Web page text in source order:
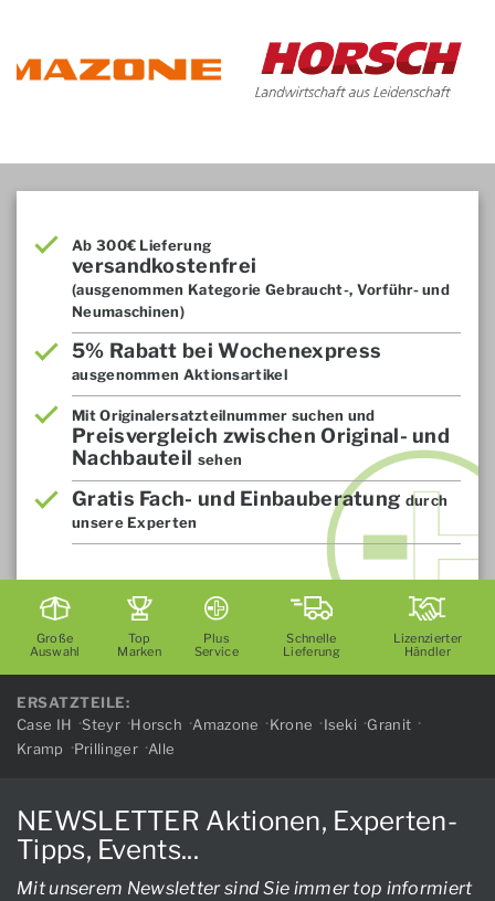
Ab 300€ Lieferung
versandkostenfrei
(ausgenommen Kategorie Gebraucht-, Vorführ- und
Neumaschinen)
5% Rabatt bei Wochenexpress
ausgenommen Aktionsartikel
Mit Originalersatzteilnummer suchen und
Preisvergleich zwischen Original- und
Nachbauteil sehen
Gratis Fach- und Einbauberatung durch
unsere Experten
Große
Auswahl
Top
Marken
Plus
Service
Schnelle
Lieferung
Lizenzierter
Händler
ERSATZTEILE:
Case IH
Steyr Horsch Amazone Krone Iseki
Granit
Kramp
Prillinger Alle
NEWSLETTER Aktionen, Experten-
Tipps, Events...
Mit unserem Newsletter sind Sie immer top informiert